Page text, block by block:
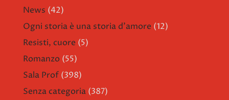
News (42)
Ogni storia è una storia d'amore (12)
Resisti, cuore (5)
Romanzo (55)
Sala Prof (398)
Senza categoria (387)